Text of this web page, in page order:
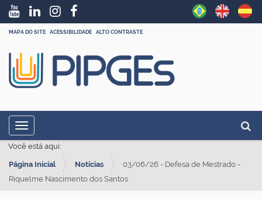
MAPA DO SITE ACESSIBILIDADE ALTO CONTRASTE
Busca
Toggle navigation
Você está aqui:
Página Inicial Notícias
03/06/26 - Defesa de Mestrado -
Riquelme Nascimento dos Santos